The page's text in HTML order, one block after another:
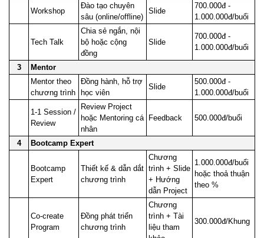
Workshop
Đào tạo chuyên
sâu (online/offline)
Slide
700.000đ -
1.000.000đ/buổi
Tech Talk
Chia sẻ ngắn, nội
bộ hoặc cộng
đồng
Slide
700.000đ -
1.000.000đ/buổi
3
Mentor
Mentor theo
chương trình
Đồng hành, hỗ trợ
học viên
Slide
500.000đ -
1.000.000đ/buổi
1-1 Session /
Review
Review Project
hoặc Mentoring cá
nhân
Feedback 500.000đ/buổi
4 Bootcamp Expert
Bootcamp
Expert
Thiết kế & dẫn dắt
chương trình
Chương
trình + Slide
+ Hướng
dẫn Project
1.000.000đ/buổi
hoặc thoả thuận
theo %
Co-create
Program
Đồng phát triển
chương trình
Chương
trình + Tài
liệu tham
300.000đ/Khung